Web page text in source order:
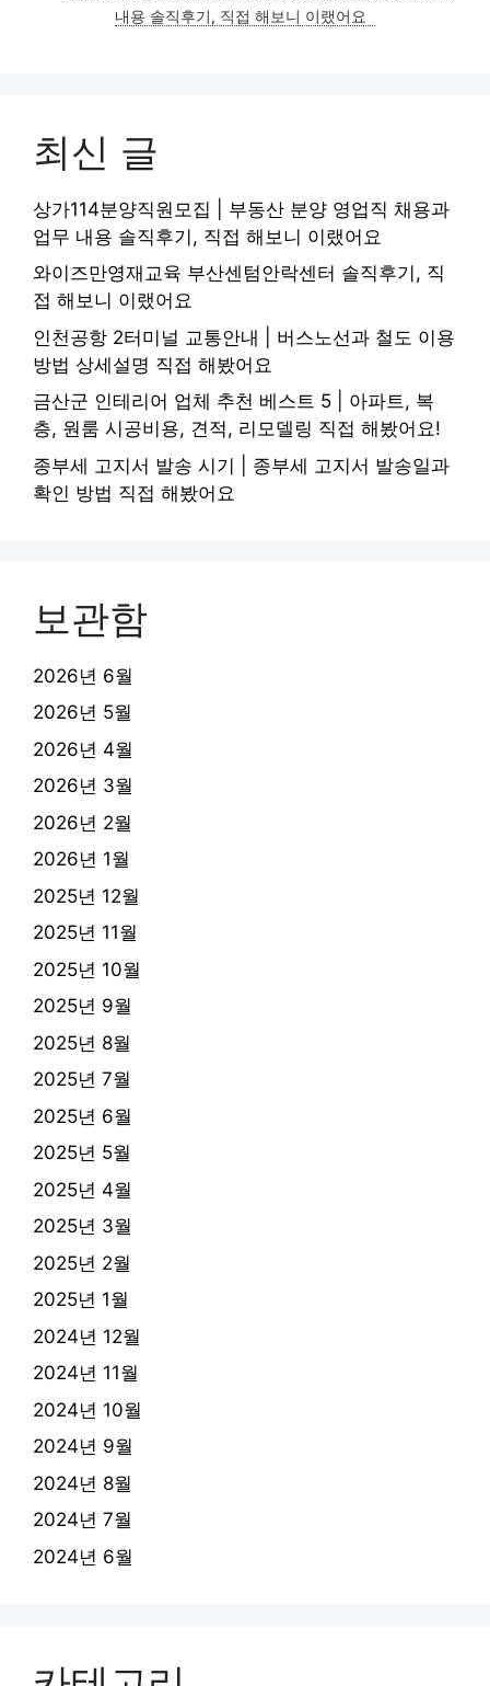
내용 솔직후기, 직접 해보니 이랬어요
최신 글
상가114분양직원모집 | 부동산 분양 영업직 채용과
업무 내용 솔직후기, 직접 해보니 이랬어요
와이즈만영재교육 부산센텀안락센터 솔직후기, 직
접 해보니 이랬어요
인천공항 2터미널 교통안내 | 버스노선과 철도 이용
방법 상세설명 직접 해봤어요
금산군 인테리어 업체 추천 베스트 5 | 아파트, 복
층, 원룸 시공비용, 견적, 리모델링 직접 해봤어요!
종부세 고지서 발송 시기 | 종부세 고지서 발송일과
확인 방법 직접 해봤어요
보관함
2026년 6월
2026년 5월
2026년 4월
2026년 3월
2026년 2월
2026년 1월
2025년 12월
2025년 11월
2025년 10월
2025년 9월
2025년 8월
2025년 7월
2025년 6월
2025년 5월
2025년 4월
2025년 3월
2025년 2월
2025년 1월
2024년 12월
2024년 11월
2024년 10월
2024년 9월
2024년 8월
2024년 7월
2024년 6월